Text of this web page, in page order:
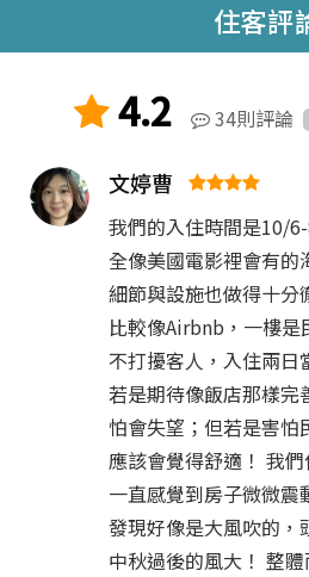
住客評
4.2 34則評論
文婷曹
我們的入住時間是10/
全像美國電影裡會有的
細節與設施也做得十分
比較像Airbnb，一樓是
不打擾客人，入住兩日
若是期待像飯店那樣完
怕會失望；但若是害怕
應該會覺得舒適！ 我
一直感覺到房子微微
發現好像是大風吹的，
中秋過後的風大！ 整